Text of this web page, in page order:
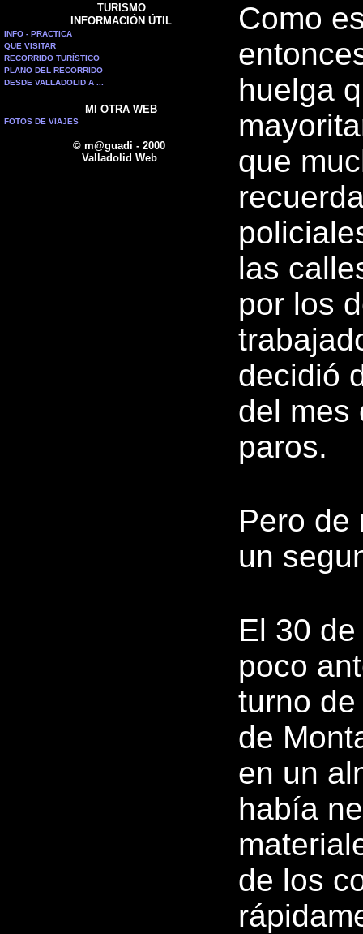
TURISMO
INFORMACIÓN ÚTIL
INFO - PRACTICA
QUE VISITAR
RECORRIDO TURÍSTICO
PLANO DEL RECORRIDO
DESDE VALLADOLID A ...
MI OTRA WEB
FOTOS DE VIAJES
© m@guadi - 2000
Valladolid Web
Como
huelga
que
las
por los
decidió
del mes
paros.
Pero de
un
El 30
poco
turno
de
en un
había
de los